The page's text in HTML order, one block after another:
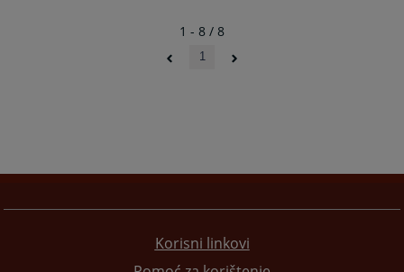
1 - 8 / 8
1
Korisni linkovi